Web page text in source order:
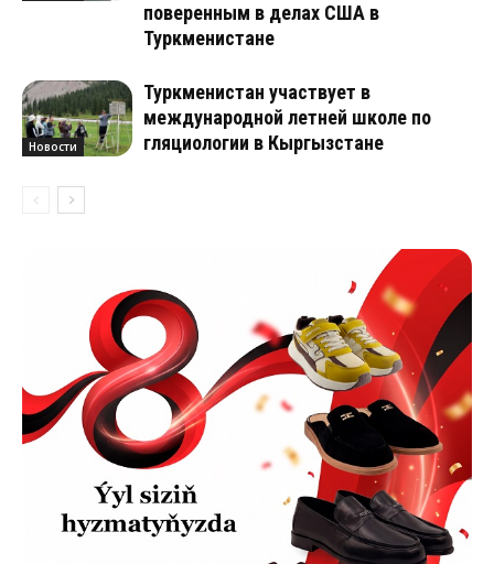
поверенным в делах США в
Туркменистане
Новости
Туркменистан участвует в
международной летней школе по
гляциологии в Кыргызстане